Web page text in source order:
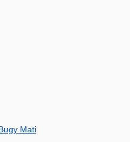
Mati